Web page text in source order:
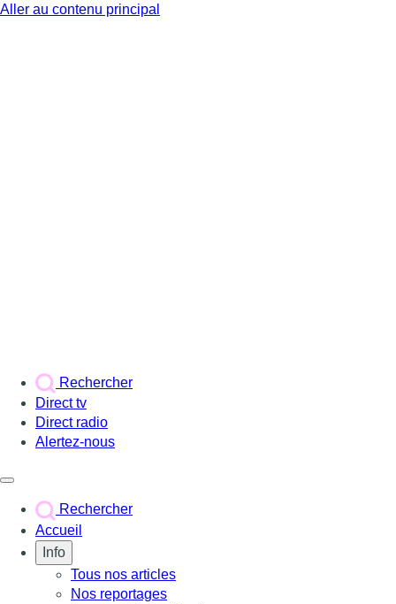
Aller au contenu principal
Rechercher
Direct tv
Direct radio
Alertez-nous
Rechercher
Accueil
Info
Tous nos articles
Nos reportages